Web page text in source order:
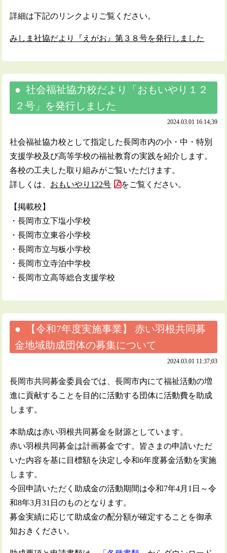
詳細は下記のリンクよりご覧ください。
みしま社協だより『えがお』第３８号を発行しました
社会福祉協力校だより「おもいやり１２
２号」を発行しました
2024.03.01 16:14;39
社会福祉協力校として指定した長岡市内の小・中・特別
支援学校及び高等学校の福祉教育の実践を紹介します。
各校の工夫した取り組みがご覧いただけます。
詳しくは、 おもいやり122号 をご覧ください。
【掲載校】
・長岡市立下塩小学校
・長岡市立東谷小学校
・長岡市立与板小学校
・長岡市立寺泊中学校
・長岡市立高等総合支援学校
【令和7年度実施事業】 赤い羽根共同募
金地域助成団体の募集について
2024.03.01 11:37;03
長岡市共同募金委員会では、長岡市内にて福祉活動の増
進に貢献することを目的に活動する団体に活動費を助成
します。
本助成は赤い羽根共同募金を財源としています。
赤い羽根共同募金は計画募金です。皆さまの申請いただ
いた内容を基に目標額を決定し令和6年度募金活動を実施
します。
今回申請いただく助成金の活動期間は令和7年4月1日～令
和8年3月31日のものとなります。
募金実績に応じて助成金の配分額が確定することを御承
知おきください。